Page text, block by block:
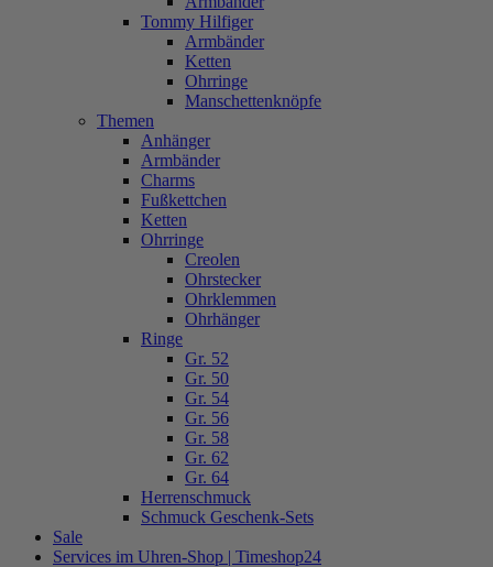
Tommy Hilfiger
Armbänder
Ketten
Ohrringe
Manschettenknöpfe
Themen
Anhänger
Armbänder
Charms
Fußkettchen
Ketten
Ohrringe
Creolen
Ohrstecker
Ohrklemmen
Ohrhänger
Ringe
Gr. 52
Gr. 50
Gr. 54
Gr. 56
Gr. 58
Gr. 62
Gr. 64
Herrenschmuck
Schmuck Geschenk-Sets
Sale
Services im Uhren-Shop | Timeshop24